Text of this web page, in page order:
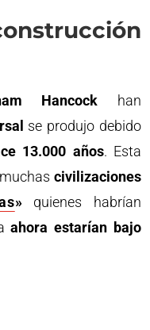
Hancock han
se produjo debido
13.000 años. Esta
civilizaciones
»quienes habrían
ahora estarían bajo